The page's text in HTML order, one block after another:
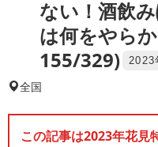
ない！酒飲
は何をやら
155/329)
2023
全国
この記事は2023年花見